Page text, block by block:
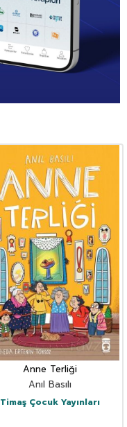
Anne Terliği
Anıl Basılı
Timaş Çocuk Yayınları